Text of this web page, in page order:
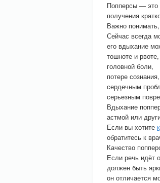
Попперсы — это
получения
Важно
Сейчас всегда
его вдыхание
тошноте и рвоте,
головной боли,
потере сознания,
сердечным
серьезным
Вдыхание
астмой или
Если вы хотите
обратитесь к
Качество
Если речь идёт
должен быть
он отличается